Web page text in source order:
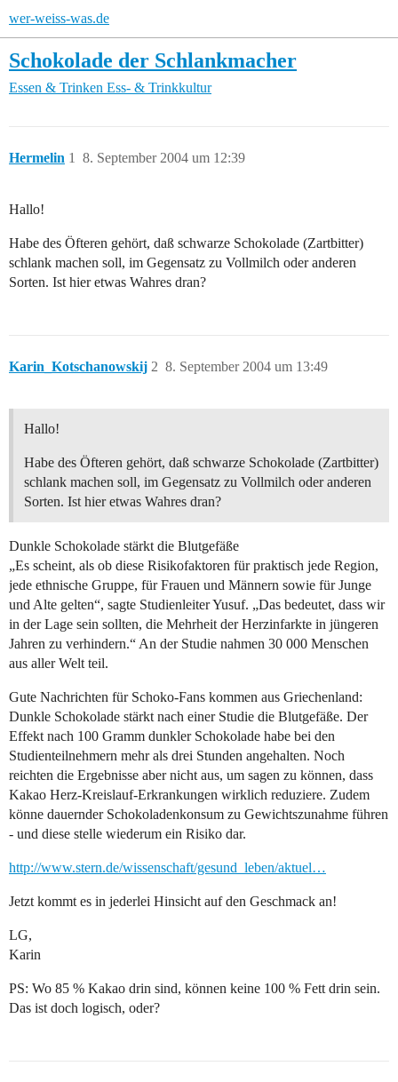
wer-weiss-was.de
Schokolade der Schlankmacher
Essen & Trinken Ess- & Trinkkultur
Hermelin 8. September 2004 um 12:39
1
Hallo!
Habe des Öfteren gehört, daß schwarze Schokolade (Zartbitter)
schlank machen soll, im Gegensatz zu Vollmilch oder anderen
Sorten. Ist hier etwas Wahres dran?
Karin_Kotschanowskij 8. September 2004 um 13:49
2
Hallo!
Habe des Öfteren gehört, daß schwarze Schokolade (Zartbitter)
schlank machen soll, im Gegensatz zu Vollmilch oder anderen
Sorten. Ist hier etwas Wahres dran?
Dunkle Schokolade stärkt die Blutgefäße
„Es scheint, als ob diese Risikofaktoren für praktisch jede Region,
jede ethnische Gruppe, für Frauen und Männern sowie für Junge
und Alte gelten“, sagte Studienleiter Yusuf. „Das bedeutet, dass wir
in der Lage sein sollten, die Mehrheit der Herzinfarkte in jüngeren
Jahren zu verhindern.“ An der Studie nahmen 30 000 Menschen
aus aller Welt teil.
Gute Nachrichten für Schoko-Fans kommen aus Griechenland:
Dunkle Schokolade stärkt nach einer Studie die Blutgefäße. Der
Effekt nach 100 Gramm dunkler Schokolade habe bei den
Studienteilnehmern mehr als drei Stunden angehalten. Noch
reichten die Ergebnisse aber nicht aus, um sagen zu können, dass
Kakao Herz-Kreislauf-Erkrankungen wirklich reduziere. Zudem
könne dauernder Schokoladenkonsum zu Gewichtszunahme führen
- und diese stelle wiederum ein Risiko dar.
http://www.stern.de/wissenschaft/gesund_leben/aktuel…
Jetzt kommt es in jederlei Hinsicht auf den Geschmack an!
LG,
Karin
PS: Wo 85 % Kakao drin sind, können keine 100 % Fett drin sein.
Das ist doch logisch, oder?